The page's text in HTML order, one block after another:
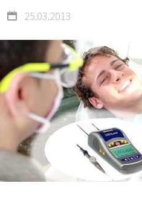
25.03.2013